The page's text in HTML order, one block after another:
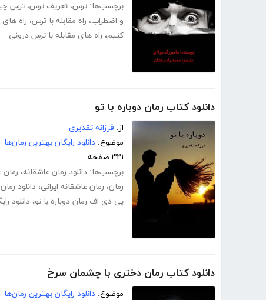
برچسب‌ها: ترس، تعریف ترس، ترس
و اضطراب، راه مقابله با ترس، راه
کنیم، راه های مقابله با ترس درونی
دانلود کتاب رمان دوباره با تو
از: فرزانه تقدیری
موضوع: دانلود رایگان بهترین رمان‌ها
۳۲۱ صفحه
برچسب‌ها: دانلود رمان عاشقانه، رمان
رمان، رمان عاشقانه ایرانی، دانلود
پی دی اف رمان دوباره با تو، دانلود
دانلود کتاب رمان دختری با چشمان سرخ
موضوع: دانلود رایگان بهترین رمان‌ها